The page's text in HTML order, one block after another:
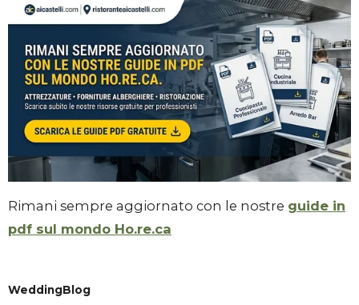
Rimani sempre aggiornato con le nostre guide in
pdf sul mondo Ho.re.ca
WeddingBlog